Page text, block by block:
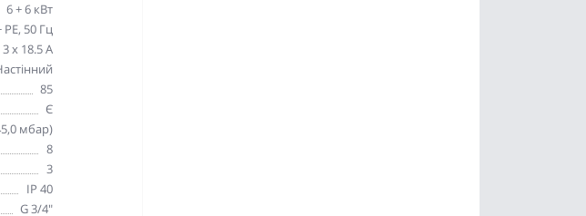
6 + 6 кВт
50 Гц
3 x 18.5 A
85
Є
мбар)
8
3
IP 40
G 3/4"